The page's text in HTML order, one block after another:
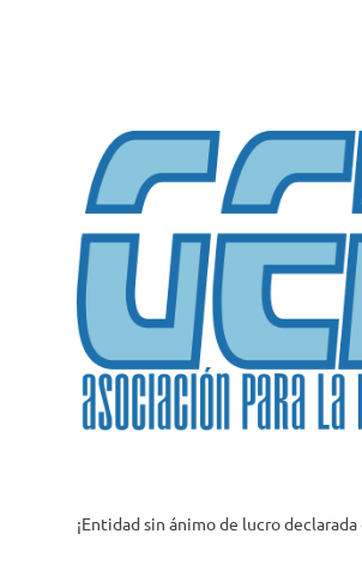
Asociación
¡Entidad sin ánimo de lucro